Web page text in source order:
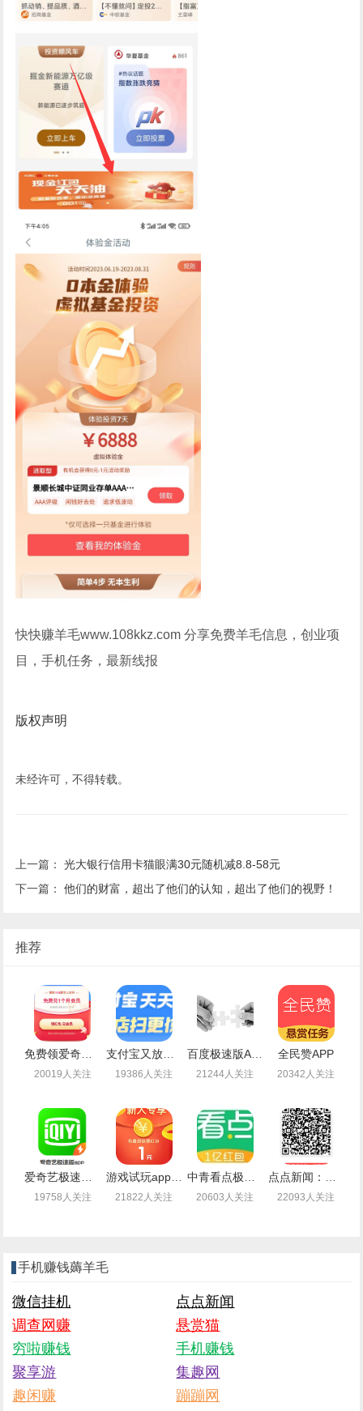
快快赚羊毛www.108kkz.com 分享免费羊毛信息，创业项
目，手机任务，最新线报
版权声明
未经许可，不得转载。
上一篇：光大银行信用卡猫眼满30元随机减8.8-58元
下一篇：他们的财富，超出了他们的认知，超出了他们的视野！
推荐
20019人关注
支付宝又放水了免费领取最高99元通用红包
19386人关注
百度极速版APP新老用户登录领取1-14.4元现金红包
21244人关注
全民赞APP
20342人关注
19758人关注
游戏试玩app闲时联盟：注册送1.4元现金，可提现支付宝
21822人关注 20603人关注 22093人关注
手机赚钱薅羊毛
微信挂机
点点新闻
调查网赚
悬赏猫
穷啦赚钱
手机赚钱
聚享游
集趣网
趣闲赚
蹦蹦网